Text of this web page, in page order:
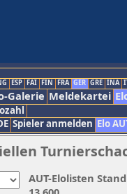
ESP FAI FIN FRA GER GRE INA
Galerie Meldekartei
Spieler anmelden Elo
AUT-Elolisten